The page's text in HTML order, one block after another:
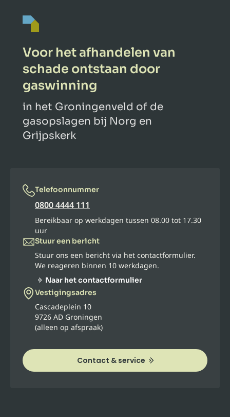
Voor het afhandelen van
schade ontstaan door
gaswinning
in het Groningenveld of de
gasopslagen bij Norg en
Grijpskerk
Telefoonnummer
0800 4444 111
Bereikbaar op werkdagen tussen 08.00 tot 17.30
uur
Stuur een bericht
Stuur ons een bericht via het contactformulier.
We reageren binnen 10 werkdagen.
Naar het contactformulier
Vestigingsadres
Cascadeplein 10
9726 AD Groningen
(alleen op afspraak)
Contact & service